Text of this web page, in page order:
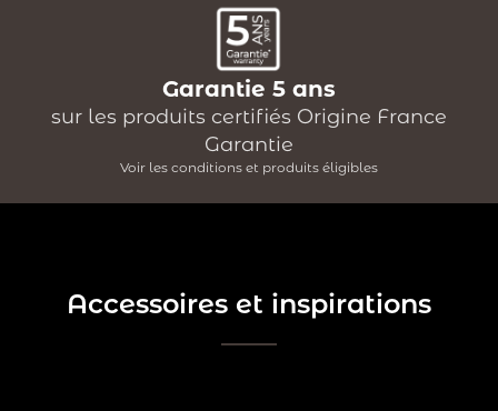
Garantie 5 ans
sur les produits certifiés Origine France
Garantie
Voir les conditions et produits éligibles
Accessoires et inspirations